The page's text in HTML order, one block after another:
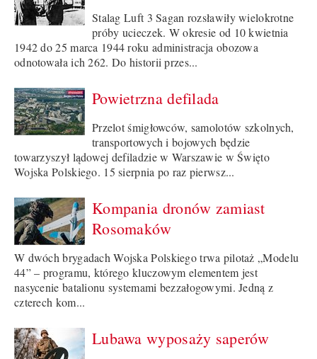
Stalag Luft 3 Sagan rozsławiły wielokrotne
próby ucieczek. W okresie od 10 kwietnia
1942 do 25 marca 1944 roku administracja obozowa
odnotowała ich 262. Do historii przes...
Powietrzna defilada
Przelot śmigłowców, samolotów szkolnych,
transportowych i bojowych będzie
towarzyszył lądowej defiladzie w Warszawie w Święto
Wojska Polskiego. 15 sierpnia po raz pierwsz...
Kompania dronów zamiast
Rosomaków
W dwóch brygadach Wojska Polskiego trwa pilotaż „Modelu
44” – programu, którego kluczowym elementem jest
nasycenie batalionu systemami bezzałogowymi. Jedną z
czterech kom...
Lubawa wyposaży saperów